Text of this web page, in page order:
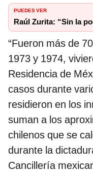
PUEDES VER
Raúl Zurita: “Sin la
“Fueron más de
1973 y 1974,
Residencia de
casos durante
residieron en los
suman a los
chilenos que se
durante la
Cancillería